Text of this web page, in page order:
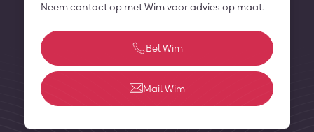
Neem contact op met Wim voor advies op maat.
Bel Wim
Mail Wim